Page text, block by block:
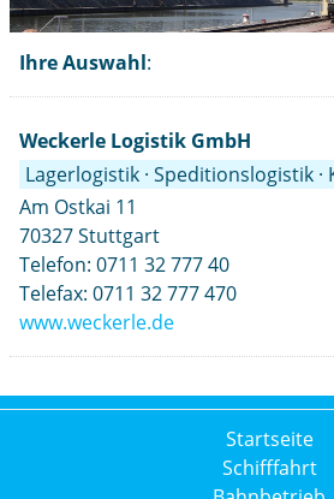
Ihre Auswahl:
Weckerle Logistik GmbH
Lagerlogistik · Speditionslogistik
Am Ostkai 11
70327 Stuttgart
Telefon: 0711 32 777 40
Telefax: 0711 32 777 470
www.weckerle.de
Startseite
Schifffahrt